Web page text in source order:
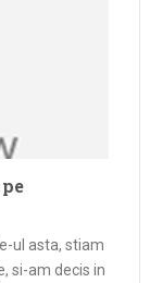
ul asta, stiam
si-am decis in